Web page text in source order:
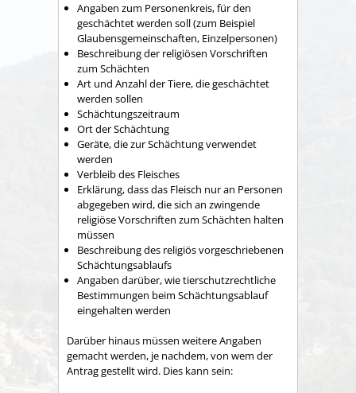
Angaben zum Personenkreis, für den
geschächtet werden soll (zum Beispiel
Glaubensgemeinschaften, Einzelpersonen)
Beschreibung der religiösen Vorschriften
zum Schächten
Art und Anzahl der Tiere, die geschächtet
werden sollen
Schächtungszeitraum
Ort der Schächtung
Geräte, die zur Schächtung verwendet
werden
Verbleib des Fleisches
Erklärung, dass das Fleisch nur an Personen
abgegeben wird, die sich an zwingende
religiöse Vorschriften zum Schächten halten
müssen
Beschreibung des religiös vorgeschriebenen
Schächtungsablaufs
Angaben darüber, wie tierschutzrechtliche
Bestimmungen beim Schächtungsablauf
eingehalten werden
Darüber hinaus müssen weitere Angaben
gemacht werden, je nachdem, von wem der
Antrag gestellt wird. Dies kann sein: